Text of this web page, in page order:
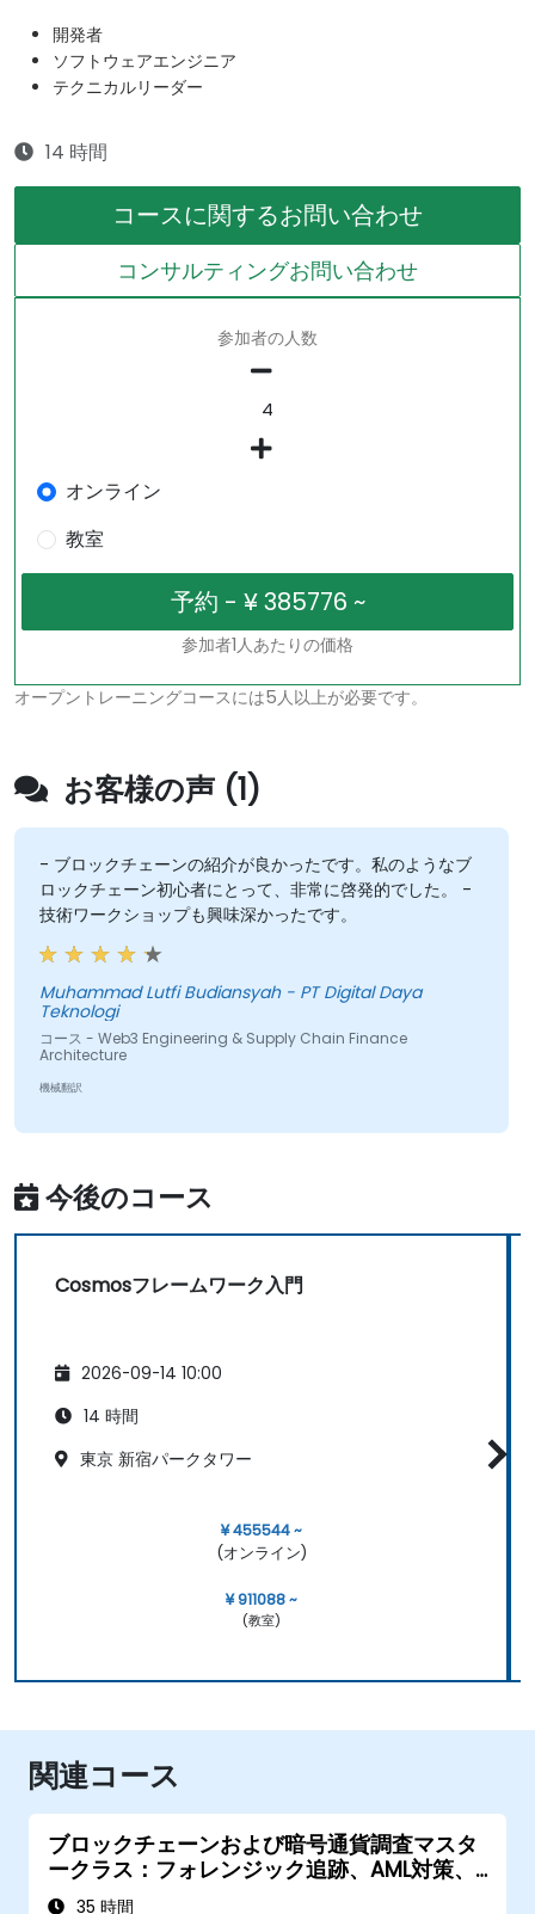
開発者
ソフトウェアエンジニア
テクニカルリーダー
14 時間
コースに関するお問い合わせ
コンサルティングお問い合わせ
参加者の人数
オンライン
教室
参加者1人あたりの価格
オープントレーニングコースには5人以上が必要です。
お客様の声 (1)
- ブロックチェーンの紹介が良かったです。私のようなブ
ロックチェーン初心者にとって、非常に啓発的でした。 -
技術ワークショップも興味深かったです。
Muhammad Lutfi Budiansyah - PT Digital Daya
Teknologi
コース - Web3 Engineering & Supply Chain Finance
Architecture
機械翻訳
今後のコース
Cosmosフレームワーク入門
2026-09-14 10:00
14 時間
東京 新宿パークタワー
¥ 455544 ~
(オンライン)
¥ 911088 ~
(教室)
関連コース
ブロックチェーンおよび暗号通貨調査マスタ
ークラス：フォレンジック追跡、AML対策、
腐敗防止活動
35 時間